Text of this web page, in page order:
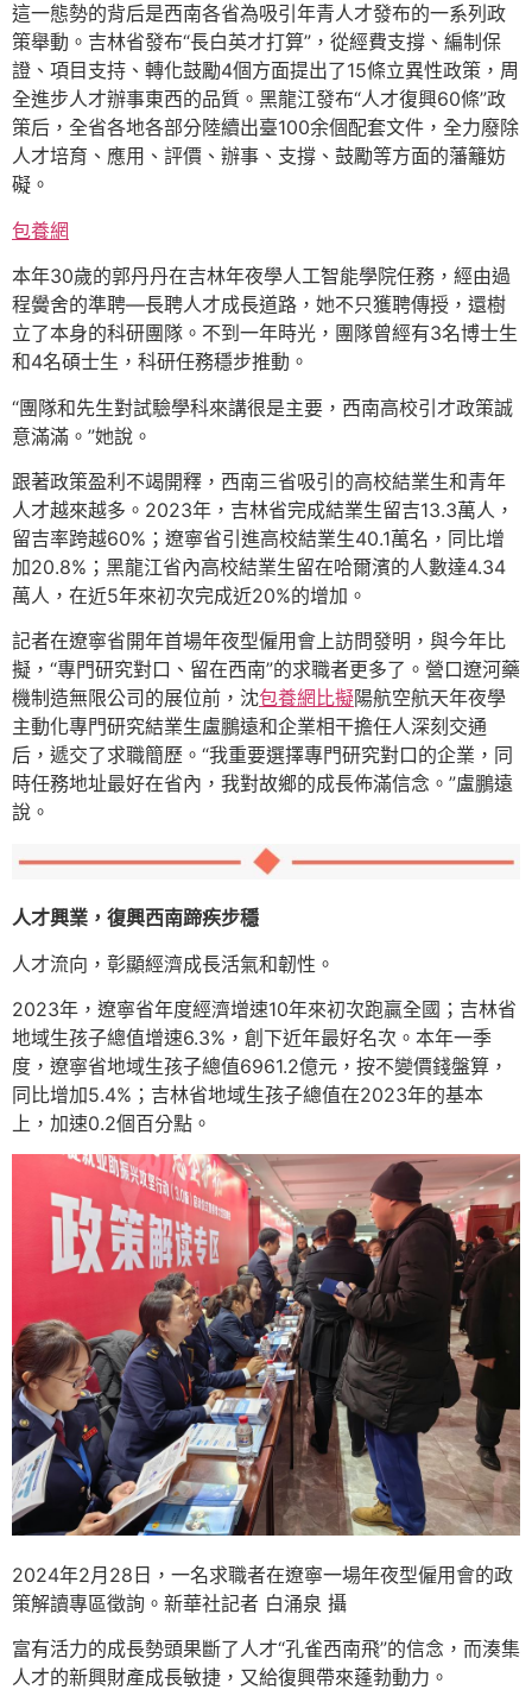
這一態勢的背后是西南各省為吸引年青人才發布的一系列政
策舉動。吉林省發布“長白英才打算”，從經費支撐、編制保
證、項目支持、轉化鼓勵4個方面提出了15條立異性政策，周
全進步人才辦事東西的品質。黑龍江發布“人才復興60條”政
策后，全省各地各部分陸續出臺100余個配套文件，全力廢除
人才培育、應用、評價、辦事、支撐、鼓勵等方面的藩籬妨
礙。
包養網
本年30歲的郭丹丹在吉林年夜學人工智能學院任務，經由過
程黌舍的準聘—長聘人才成長道路，她不只獲聘傳授，還樹
立了本身的科研團隊。不到一年時光，團隊曾經有3名博士生
和4名碩士生，科研任務穩步推動。
“團隊和先生對試驗學科來講很是主要，西南高校引才政策誠
意滿滿。”她說。
跟著政策盈利不竭開釋，西南三省吸引的高校結業生和青年
人才越來越多。2023年，吉林省完成結業生留吉13.3萬人，
留吉率跨越60%；遼寧省引進高校結業生40.1萬名，同比增
加20.8%；黑龍江省內高校結業生留在哈爾濱的人數達4.34
萬人，在近5年來初次完成近20%的增加。
記者在遼寧省開年首場年夜型僱用會上訪問發明，與今年比
擬，“專門研究對口、留在西南”的求職者更多了。營口遼河藥
機制造無限公司的展位前，沈包養網比擬陽航空航天年夜學
主動化專門研究結業生盧鵬遠和企業相干擔任人深刻交通
后，遞交了求職簡歷。“我重要選擇專門研究對口的企業，同
時任務地址最好在省內，我對故鄉的成長佈滿信念。”盧鵬遠
說。
人才興業，復興西南蹄疾步穩
人才流向，彰顯經濟成長活氣和韌性。
2023年，遼寧省年度經濟增速10年來初次跑贏全國；吉林省
地域生孩子總值增速6.3%，創下近年最好名次。本年一季
度，遼寧省地域生孩子總值6961.2億元，按不變價錢盤算，
同比增加5.4%；吉林省地域生孩子總值在2023年的基本
上，加速0.2個百分點。
2024年2月28日，一名求職者在遼寧一場年夜型僱用會的政
策解讀專區徵詢。新華社記者 白涌泉 攝
富有活力的成長勢頭果斷了人才“孔雀西南飛”的信念，而湊集
人才的新興財產成長敏捷，又給復興帶來蓬勃動力。